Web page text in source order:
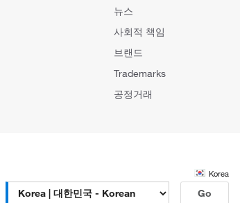
뉴스
사회적 책임
브랜드
Trademarks
공정거래
Korea
Go